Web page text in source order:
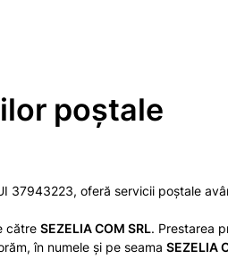
poştale
37943223, oferă servicii poştale
către SEZELIA COM SRL. Prestarea
în numele și pe seama SEZELIA